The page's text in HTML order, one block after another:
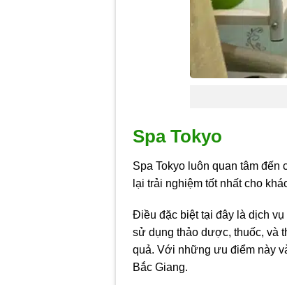
Spa Tokyo
Spa Tokyo luôn quan tâm
lại trải nghiệm tốt nhất cho
Điều đặc biệt tại đây là dịch
sử dụng thảo dược, thuốc, và
quả. Với những ưu điểm này
Bắc Giang.